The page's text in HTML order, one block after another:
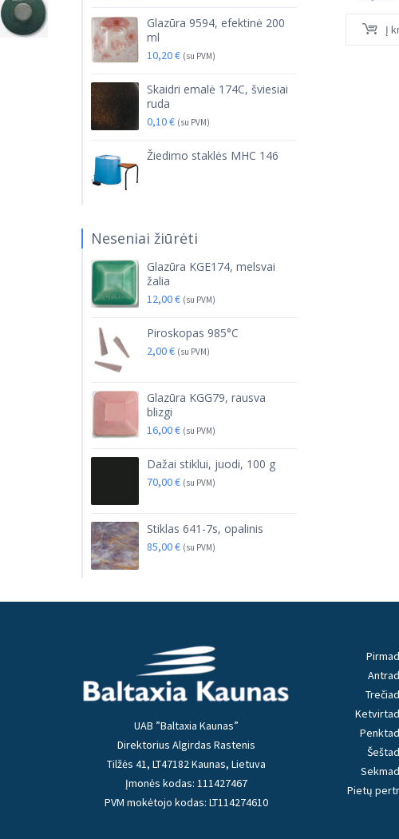
Į
Glazūra 9594, efektinė 200
ml
10,20€ (su PVM)
Skaidri emalė 174C, šviesiai
ruda
0,10€ (su PVM)
Žiedimo staklės MHC 146
Neseniai žiūrėti
Glazūra KGE174, melsvai
žalia
12,00€ (su PVM)
Piroskopas 985°C
2,00€ (su PVM)
Glazūra KGG79, rausva
blizgi
16,00€ (su PVM)
Dažai stiklui, juodi, 100 g
70,00€ (su PVM)
Stiklas 641-7s, opalinis
85,00€ (su PVM)
UAB ”Baltaxia Kaunas”
Direktorius Algirdas Rastenis
Tilžės 41, LT47182 Kaunas, Lietuva
Įmonės kodas: 111427467
PVM mokėtojo kodas: LT114274610
Pietų